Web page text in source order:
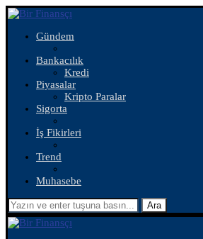
Gündem
Bankacılık
Kredi
Piyasalar
Kripto Paralar
Sigorta
İş Fikirleri
Trend
Muhasebe
Ara